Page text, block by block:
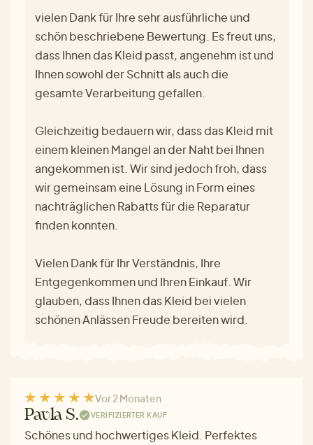
vielen Dank für Ihre sehr ausführliche und
schön beschriebene Bewertung. Es freut uns,
dass Ihnen das Kleid passt, angenehm ist und
Ihnen sowohl der Schnitt als auch die
gesamte Verarbeitung gefallen.
Gleichzeitig bedauern wir, dass das Kleid mit
einem kleinen Mangel an der Naht bei Ihnen
angekommen ist. Wir sind jedoch froh, dass
wir gemeinsam eine Lösung in Form eines
nachträglichen Rabatts für die Reparatur
finden konnten.
Vielen Dank für Ihr Verständnis, Ihre
Entgegenkommen und Ihren Einkauf. Wir
glauben, dass Ihnen das Kleid bei vielen
schönen Anlässen Freude bereiten wird.
Vor 2 Monaten
Pavla S. VERIFIZIERTER KAUF
Schönes und hochwertiges Kleid. Perfektes